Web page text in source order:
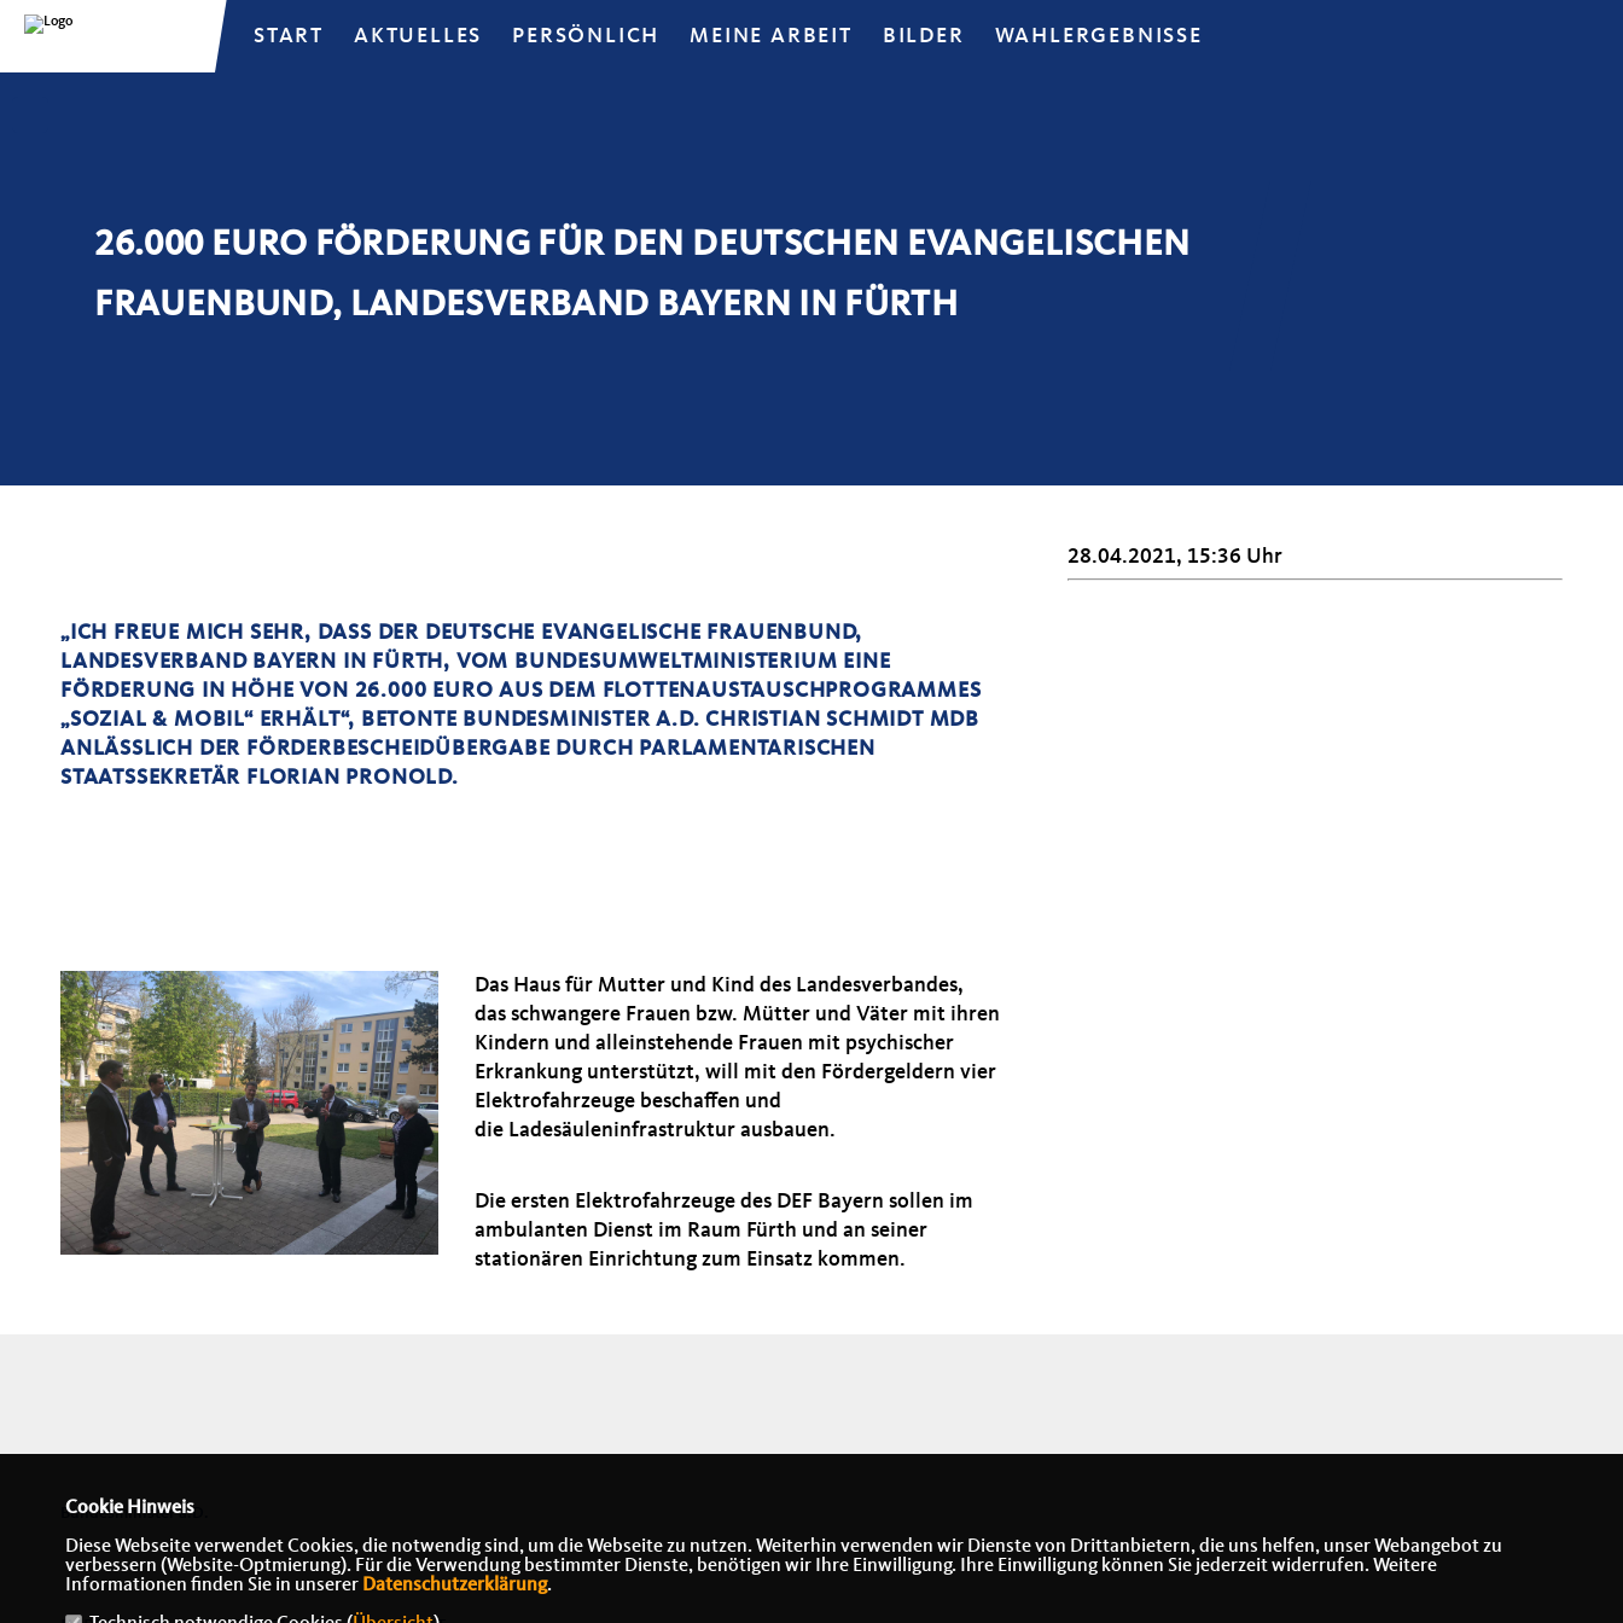
START AKTUELLES PERSÖNLICH MEINE ARBEIT BILDER WAHLERGEBNISSE
26.000 EURO FÖRDERUNG FÜR DEN DEUTSCHEN EVANGELISCHEN
FRAUENBUND, LANDESVERBAND BAYERN IN FÜRTH
ICH FREUE MICH SEHR, DASS DER DEUTSCHE EVANGELISCHE FRAUENBUND,
LANDESVERBAND BAYERN IN FÜRTH, VOM BUNDESUMWELTMINISTERIUM EINE
FÖRDERUNG IN HÖHE VON 26.000 EURO AUS DEM FLOTTENAUSTAUSCHPROGRAMMES
SOZIAL & MOBIL“ ERHÄLT“, BETONTE BUNDESMINISTER A.D. CHRISTIAN SCHMIDT MDB
ANLÄSSLICH DER FÖRDERBESCHEIDÜBERGABE DURCH PARLAMENTARISCHEN
STAATSSEKRETÄR FLORIAN PRONOLD.
Das Haus für Mutter und Kind des Landesverbandes,
das schwangere Frauen bzw. Mütter und Väter mit ihren
Kindern und alleinstehende Frauen mit psychischer
Erkrankung unterstützt, will mit den Fördergeldern vier
Elektrofahrzeuge beschaffen und
die Ladesäuleninfrastruktur ausbauen.
Die ersten Elektrofahrzeuge des DEF Bayern sollen im
ambulanten Dienst im Raum Fürth und an seiner
stationären Einrichtung zum Einsatz kommen.
28.04.2021, 15:36 Uhr
Bundesminister a.D.
Cookie Hinweis
Diese Webseite verwendet Cookies, die notwendig sind, um die Webseite zu nutzen. Weiterhin verwenden wir Dienste von Drittanbietern, die uns helfen, unser Webangebot zu
verbessern (Website-Optmierung). Für die Verwendung bestimmter Dienste, benötigen wir Ihre Einwilligung. Ihre Einwilligung können Sie jederzeit widerrufen. Weitere
Informationen finden Sie in unserer Datenschutzerklärung.